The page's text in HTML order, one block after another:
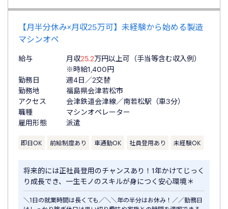
【月半分休み×月収25万可】未経験から始める製造
マシンオペ
給与 月収25.2万円以上可（手当等含む収入例）
※時給1,400円
勤務日
週4日／2交替
勤務地
福島県会津若松市
アクセス
会津鉄道会津線／南若松駅（車3分）
職種
マシンオペレーター
雇用形態
派遣
即日OK 前給制度あり 車通勤OK 社員登用あり 未経験OK
将来的には正社員登用のチャンスあり！1年かけてじっく
り成長でき、一生モノのスキルが身につく安心環境＊
＼1日の就業時間は長くても／＼＼年の半分はお休み！／／勤務日